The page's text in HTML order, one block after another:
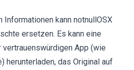
Informationen kann notnullOSX
ersetzen. Es kann eine
App (wie
herunterladen, das Original auf